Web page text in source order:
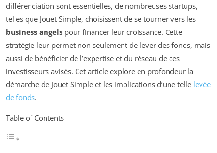
différenciation sont essentielles, de nombreuses startups,
telles que Jouet Simple, choisissent de se tourner vers les
business angels pour financer leur croissance. Cette
stratégie leur permet non seulement de lever des fonds, mais
aussi de bénéficier de l’expertise et du réseau de ces
investisseurs avisés. Cet article explore en profondeur la
démarche de Jouet Simple et les implications d’une telle levée
de fonds.
Table of Contents